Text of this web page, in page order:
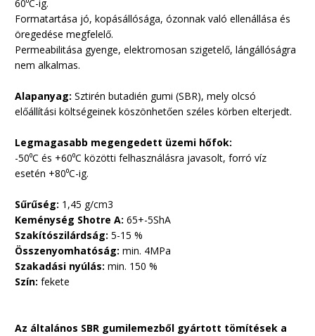
60⁰C-ig.
Formatartása jó, kopásállósága, ózonnak való ellenállása és
öregedése megfelelő.
Permeabilitása gyenge, elektromosan szigetelő, lángállóságra
nem alkalmas.
Alapanyag:Sztirén butadién gumi (SBR), mely olcsó
előállítási költségeinek köszönhetően széles körben elterjedt.
Legmagasabb megengedett üzemi hőfok:
-50⁰C és +60⁰C közötti felhasználásra javasolt, forró víz
esetén +80⁰C-ig.
Sűrűség: 1,45 g/cm3
Keménység Shotre A: 65+-5ShA
Szakítószilárdság: 5-15 %
Összenyomhatóság: min. 4MPa
Szakadási nyúlás: min. 150 %
Szín: fekete
Az általános SBR gumilemezből gyártott tömítések a